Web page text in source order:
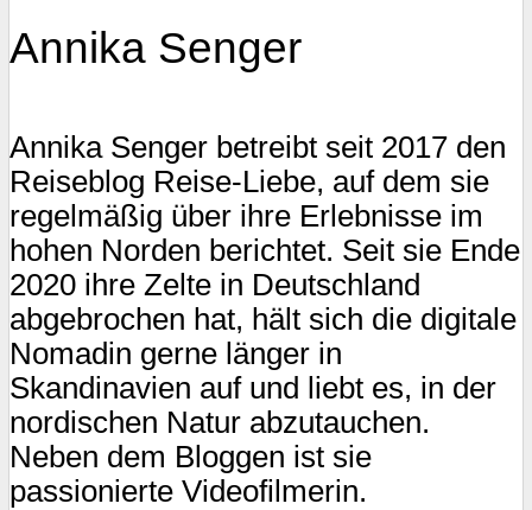
Annika Senger
Annika Senger betreibt seit 2017 den
Reiseblog Reise-Liebe, auf dem sie
regelmäßig über ihre Erlebnisse im
hohen Norden berichtet. Seit sie Ende
2020 ihre Zelte in Deutschland
abgebrochen hat, hält sich die digitale
Nomadin gerne länger in
Skandinavien auf und liebt es, in der
nordischen Natur abzutauchen.
Neben dem Bloggen ist sie
passionierte Videofilmerin.